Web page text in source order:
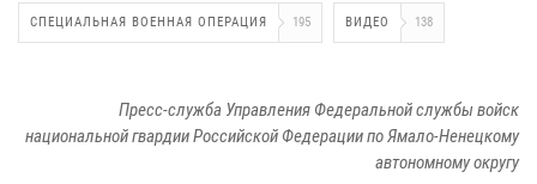
СПЕЦИАЛЬНАЯ ВОЕННАЯ ОПЕРАЦИЯ 195 ВИДЕО 138
Пресс-служба Управления Федеральной службы войск
национальной гвардии Российской Федерации по Ямало-Ненецкому
автономному округу